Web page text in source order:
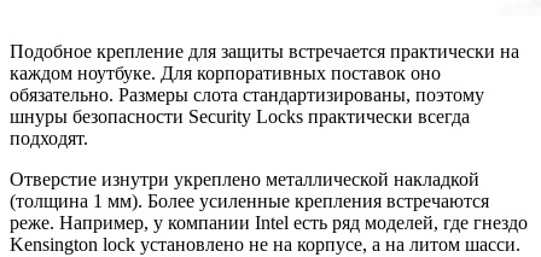
Подобное крепление для защиты встречается практически на
каждом ноутбуке. Для корпоративных поставок оно
обязательно. Размеры слота стандартизированы, поэтому
шнуры безопасности Security Locks практически всегда
подходят.
Отверстие изнутри укреплено металлической накладкой
(толщина 1 мм). Более усиленные крепления встречаются
реже. Например, у компании Intel есть ряд моделей, где гнездо
Kensington lock установлено не на корпусе, а на литом шасси.